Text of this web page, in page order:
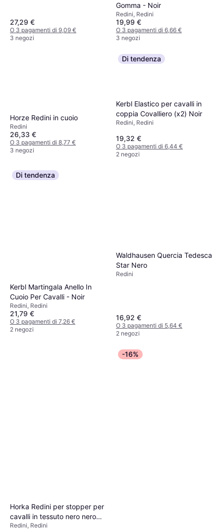
27,29 €
O 3 pagamenti di 9,09 €
3 negozi
Gomma - Noir
Redini, Redini
19,99 €
O 3 pagamenti di 6,66 €
3 negozi
Horze Redini in cuoio
Redini
26,33 €
O 3 pagamenti di 8,77 €
3 negozi
Di tendenza
Kerbl Elastico per cavalli in
coppia Covalliero (x2) Noir
Redini, Redini
19,32 €
O 3 pagamenti di 6,44 €
2 negozi
Di tendenza
Kerbl Martingala Anello In
Cuoio Per Cavalli - Noir
Redini, Redini
21,79 €
O 3 pagamenti di 7,26 €
2 negozi
Waldhausen Quercia Tedesca
Star Nero
Redini
16,92 €
O 3 pagamenti di 5,64 €
2 negozi
Horka Redini per stopper per
cavalli in tessuto nero nero
grigio argento
Redini, Redini
-16%